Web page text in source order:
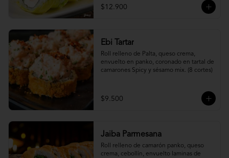
$12.900
Ebi Tartar
Roll relleno de Palta, queso crema,
envuelto en panko, coronado en tartal de
camarones Spicy y sésamo mix. (8 cortes)
$9.500
Jaiba Parmesana
Roll relleno de camarón panko, queso
crema, cebollín, envuelto laminas de